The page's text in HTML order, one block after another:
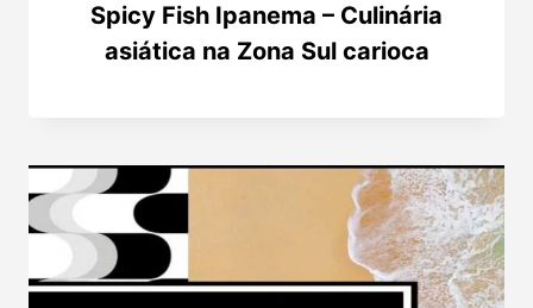
Spicy Fish Ipanema – Culinária
asiática na Zona Sul carioca